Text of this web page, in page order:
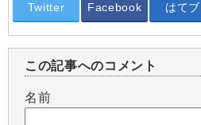
Twitter Facebook はてブ
この記事へのコメント
名前